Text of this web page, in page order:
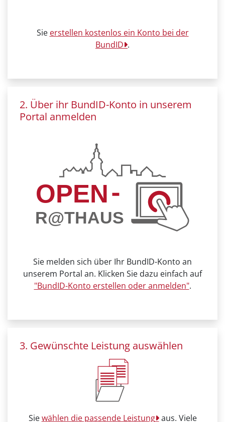
Sie erstellen kostenlos ein Konto bei der
BundID .
2. Über ihr BundID-Konto in unserem
Portal anmelden
Sie melden sich über Ihr BundID-Konto an
unserem Portal an. Klicken Sie dazu einfach auf
"BundID-Konto erstellen oder anmelden".
3. Gewünschte Leistung auswählen
Siewählen die passende Leistung aus. Viele